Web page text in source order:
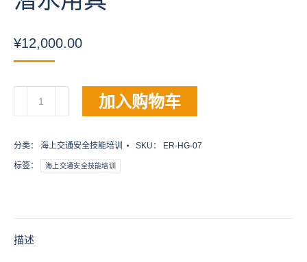
¥12,000.00
具
量
加入购物车
分类： 海上交通安全技能培训 SKU： ER-HG-07
标签： 海上交通安全技能培训
描述